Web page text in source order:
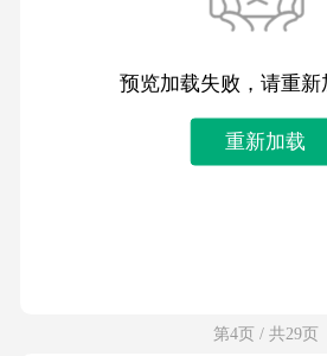
预览加载失败，请重新
重新加载
第4页 / 共29页